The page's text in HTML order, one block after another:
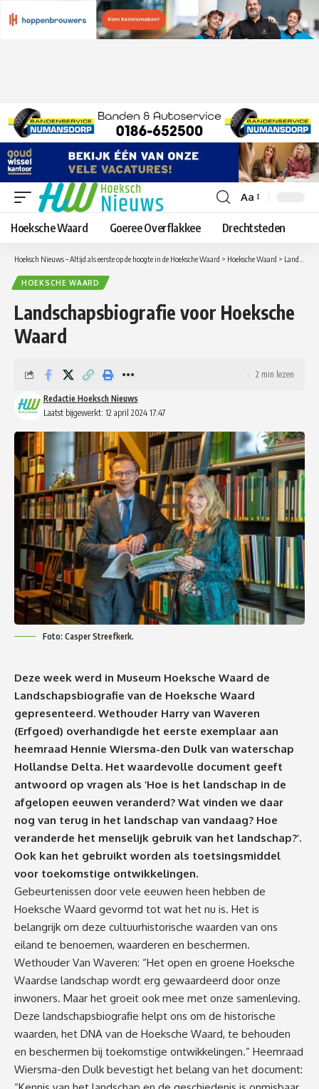
Lettergrootte
aanpassen
Aa
Hoeksche Waard Goeree Overflakkee Drechtsteden
Hoeksch Nieuws – Altijd als eerste op de hoogte in de Hoeksche Waard > Hoeksche Waard > Landschapsbiografie voor Hoeksche Waard
HOEKSCHE WAARD
Landschapsbiografie voor Hoeksche
Waard
Laatst bijgewerkt: 12 april 2024 17:47
Redactie Hoeksch Nieuws
2 min lezen
Foto: Casper Streefkerk.
Deze week werd in Museum Hoeksche Waard de
Landschapsbiografie van de Hoeksche Waard
gepresenteerd. Wethouder Harry van Waveren
(Erfgoed) overhandigde het eerste exemplaar aan
heemraad Hennie Wiersma-den Dulk van waterschap
Hollandse Delta. Het waardevolle document geeft
antwoord op vragen als ‘Hoe is het landschap in de
afgelopen eeuwen veranderd? Wat vinden we daar
nog van terug in het landschap van vandaag? Hoe
veranderde het menselijk gebruik van het landschap?’.
Ook kan het gebruikt worden als toetsingsmiddel
voor toekomstige ontwikkelingen.
Gebeurtenissen door vele eeuwen heen hebben de
Hoeksche Waard gevormd tot wat het nu is. Het is
belangrijk om deze cultuurhistorische waarden van ons
eiland te benoemen, waarderen en beschermen.
Wethouder Van Waveren: “Het open en groene Hoeksche
Waardse landschap wordt erg gewaardeerd door onze
inwoners. Maar het groeit ook mee met onze samenleving.
Deze landschapsbiografie helpt ons om de historische
waarden, het DNA van de Hoeksche Waard, te behouden
en beschermen bij toekomstige ontwikkelingen.” Heemraad
Wiersma-den Dulk bevestigt het belang van het document: